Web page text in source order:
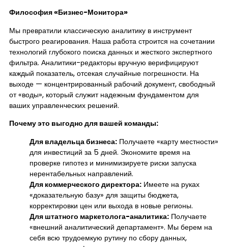
Философия «Бизнес-Монитора»
Мы превратили классическую аналитику в инструмент
быстрого реагирования. Наша работа строится на сочетании
технологий глубокого поиска данных и жесткого экспертного
фильтра. Аналитики-редакторы вручную верифицируют
каждый показатель, отсекая случайные погрешности. На
выходе — концентрированный рабочий документ, свободный
от «воды», который служит надежным фундаментом для
ваших управленческих решений.
Почему это выгодно для вашей команды:
Для владельца бизнеса: Получаете «карту местности»
для инвестиций за 5 дней. Экономите время на
проверке гипотез и минимизируете риски запуска
нерентабельных направлений.
Для коммерческого директора: Имеете на руках
«доказательную базу» для защиты бюджета,
корректировки цен или выхода в новые регионы.
Для штатного маркетолога-аналитика: Получаете
«внешний аналитический департамент». Мы берем на
себя всю трудоемкую рутину по сбору данных,